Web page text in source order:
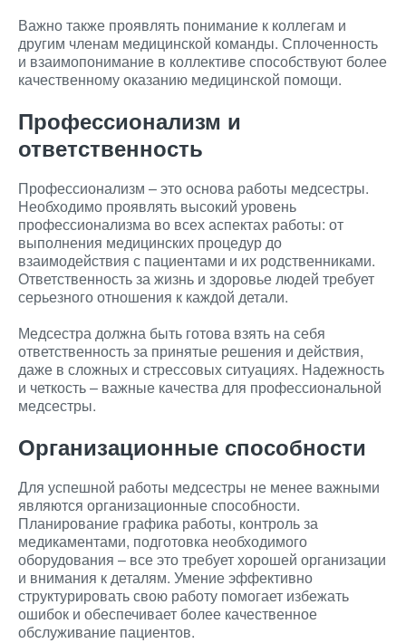
Важно также проявлять понимание к коллегам и
другим членам медицинской команды. Сплоченность
и взаимопонимание в коллективе способствуют более
качественному оказанию медицинской помощи.
Профессионализм и
ответственность
Профессионализм – это основа работы медсестры.
Необходимо проявлять высокий уровень
профессионализма во всех аспектах работы: от
выполнения медицинских процедур до
взаимодействия с пациентами и их родственниками.
Ответственность за жизнь и здоровье людей требует
серьезного отношения к каждой детали.
Медсестра должна быть готова взять на себя
ответственность за принятые решения и действия,
даже в сложных и стрессовых ситуациях. Надежность
и четкость – важные качества для профессиональной
медсестры.
Организационные способности
Для успешной работы медсестры не менее важными
являются организационные способности.
Планирование графика работы, контроль за
медикаментами, подготовка необходимого
оборудования – все это требует хорошей организации
и внимания к деталям. Умение эффективно
структурировать свою работу помогает избежать
ошибок и обеспечивает более качественное
обслуживание пациентов.